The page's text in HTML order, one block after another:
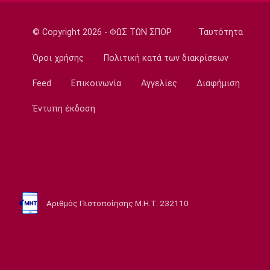
NBA
Γουόκερ στους Νάγκετς»
ΠΑΟΚ: «Δεν πήραμε αυτό που αξίζαμε - Η
11:15
Europa League
Μάρκο Σίλβα: «Ο Παυλίδης απολαμβάνει εκεί
© Copyright 2026 - ΦΩΣ ΤΩΝ ΣΠΟΡ Ταυτότητα
Όροι χρήσης Πολιτική κατά των διακρίσεων
Feed Επικοινωνία Αγγελίες Διαφήμιση
Έντυπη έκδοση
Αριθμός Πιστοποίησης Μ.Η.Τ. 232110